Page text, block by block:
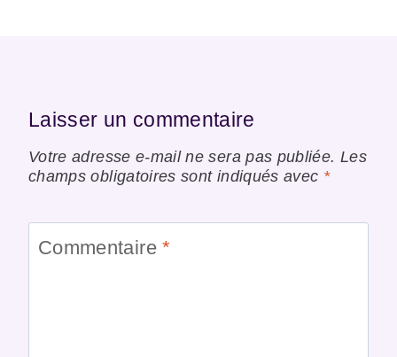
Laisser un commentaire
Votre adresse e-mail ne sera pas publiée. Les
champs obligatoires sont indiqués avec *
Commentaire*